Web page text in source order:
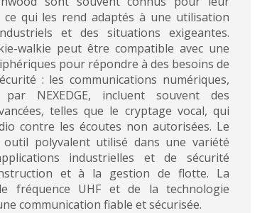
qui les rend adaptés à une utilisation
et des situations exigeantes.
walkie peut être compatible avec une
pour répondre à des besoins de
: les communications numériques,
NEXEDGE, incluent souvent des
telles que le cryptage vocal, qui
contre les écoutes non autorisées. Le
outil polyvalent utilisé dans une variété
industrielles et de sécurité
et à la gestion de flotte. La
fréquence UHF et de la technologie
communication fiable et sécurisée.